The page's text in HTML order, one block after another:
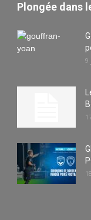
Plongée dans
9